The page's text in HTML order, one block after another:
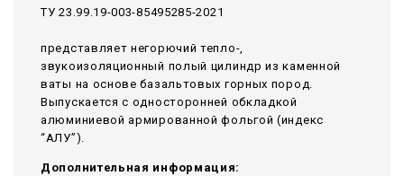
ТУ 23.99.19-003-85495285-2021
представляет негорючий тепло-,
звукоизоляционный полый цилиндр из каменной
ваты на основе базальтовых горных пород.
Выпускается с односторонней обкладкой
алюминиевой армированной фольгой (индекс
“АЛУ”).
Дополнительная информация: